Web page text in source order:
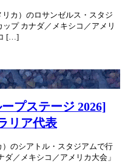
カ）のロサンゼルス・スタジ
プ カナダ／メキシコ／アメリ
[…]
プステージ 2026]
リア代表
のシアトル・スタジアムで行
／メキシコ／アメリカ大会」